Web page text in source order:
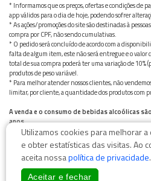
* Informamos que os preços, ofertas e condições de
app válidos para o dia de hoje, podendo sofrer
* As ações/promoções do site são destinadas à
compra por CPF, não sendo cumulativas.
* O pedido será concluído de acordo com a
falta de algum item, este não será entregue e o
total de sua compra poderá ter uma variação de 10%
produtos de peso variável.
* Para melhor atender nossos clientes, não
limitar, por cliente, a quantidade dos produtos com
A venda e o consumo de bebidas alcoólicas
anos.
Bebida alcoólica pode causar dependência química e,
Beba com moderação
Utilizamos cookies para melhorar
e obter estatísticas das visitas. Ao
aceita nossapolítica de privacidade.
Aceitar e fechar